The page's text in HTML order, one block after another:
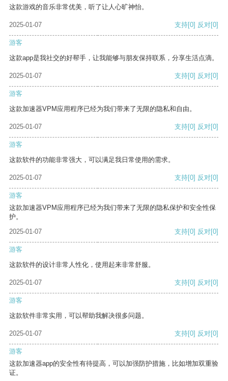
这款游戏的音乐非常优美，听了让人心旷神怡。
2025-01-07 支持[0] 反对[0]
游客
这款app是我社交的好帮手，让我能够与朋友保持联系，分享生活点滴。
2025-01-07 支持[0] 反对[0]
游客
这款加速器VPM应用程序已经为我们带来了无限的隐私和自由。
2025-01-07 支持[0] 反对[0]
游客
这款软件的功能非常强大，可以满足我日常使用的需求。
2025-01-07 支持[0] 反对[0]
游客
这款加速器VPM应用程序已经为我们带来了无限的隐私保护和安全性保
护。
2025-01-07
支持[0] 反对[0]
游客
这款软件的设计非常人性化，使用起来非常舒服。
2025-01-07 支持[0] 反对[0]
游客
这款软件非常实用，可以帮助我解决很多问题。
2025-01-07 支持[0] 反对[0]
游客
这款加速器app的安全性有待提高，可以加强防护措施，比如增加双重验
证。